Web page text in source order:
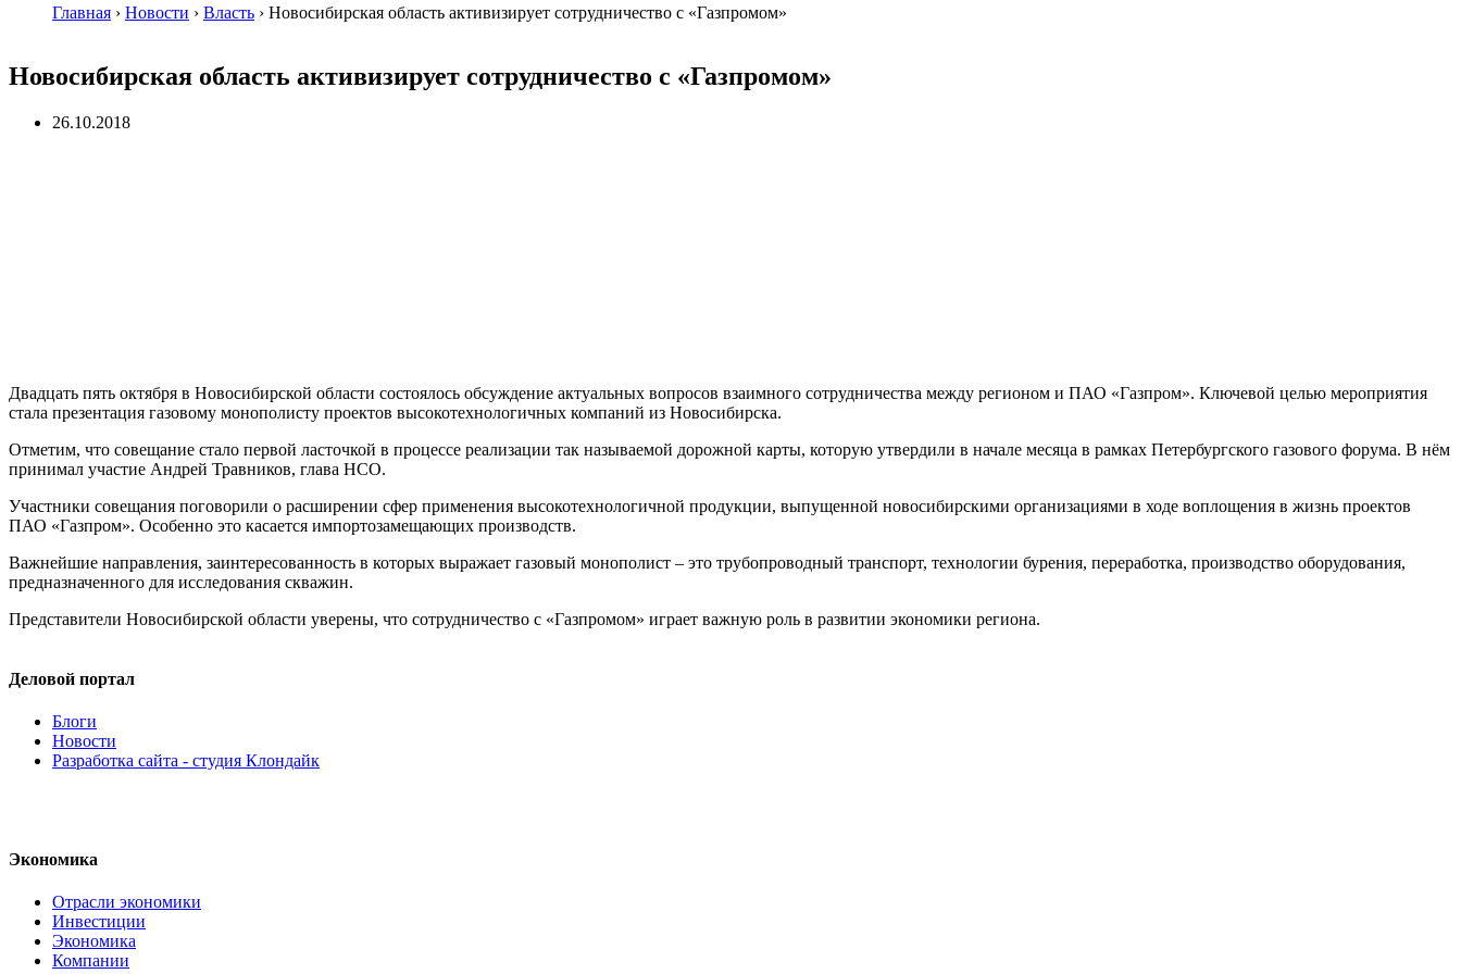
Главная › Новости › Власть › Новосибирская область активизирует сотрудничество с «Газпромом»
Новосибирская область активизирует сотрудничество с «Газпромом»
26.10.2018
Двадцать пять октября в Новосибирской области состоялось обсуждение актуальных вопросов взаимного сотрудничества между регионом и ПАО «Газпром». Ключевой целью мероприятия
стала презентация газовому монополисту проектов высокотехнологичных компаний из Новосибирска.
Отметим, что совещание стало первой ласточкой в процессе реализации так называемой дорожной карты, которую утвердили в начале месяца в рамках Петербургского газового форума. В нём
принимал участие Андрей Травников, глава НСО.
Участники совещания поговорили о расширении сфер применения высокотехнологичной продукции, выпущенной новосибирскими организациями в ходе воплощения в жизнь проектов
ПАО «Газпром». Особенно это касается импортозамещающих производств.
Важнейшие направления, заинтересованность в которых выражает газовый монополист – это трубопроводный транспорт, технологии бурения, переработка, производство оборудования,
предназначенного для исследования скважин.
Представители Новосибирской области уверены, что сотрудничество с «Газпромом» играет важную роль в развитии экономики региона.
Деловой портал
Блоги
Новости
Разработка сайта - студия Клондайк
Экономика
Отрасли экономики
Инвестиции
Экономика
Компании